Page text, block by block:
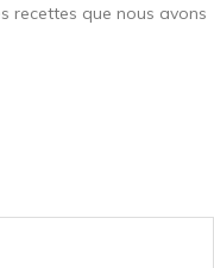
recettes que nous avons